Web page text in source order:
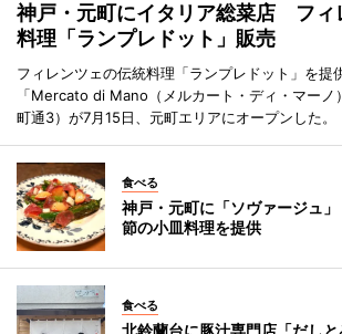
神戸・元町にイタリア総菜店 フィ
料理「ランプレドット」販売
フィレンツェの伝統料理「ランプレドット」を提
「Mercato di Mano（メルカート・ディ・マーノ
町通3）が7月15日、元町エリアにオープンした。
食べる
神戸・元町に「ソヴァージュ
節の小皿料理を提供
食べる